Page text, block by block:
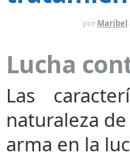
por Maribel
Lucha
Las
naturaleza
arma en la